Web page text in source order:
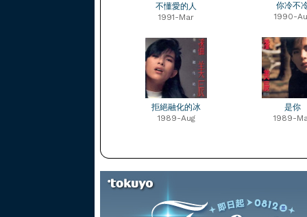
不懂愛的人
1991-Mar
你冷不
1990-
拒絕融化的冰
1989-Aug
是你
1989-